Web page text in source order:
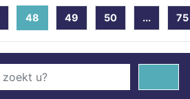
48 (current)
49 50 ... 75